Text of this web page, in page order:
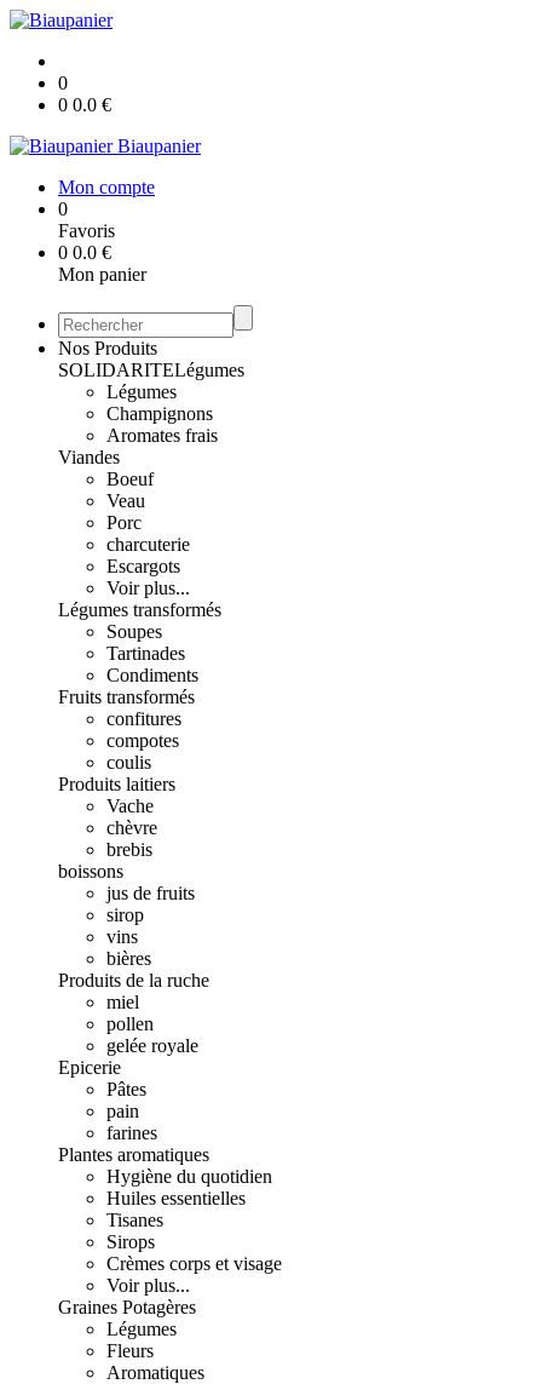
0
0 0.0 €
Biaupanier
Mon compte
0
Favoris
0 0.0 €
Mon panier
Nos Produits
SOLIDARITELégumes
Légumes
Champignons
Aromates frais
Viandes
Boeuf
Veau
Porc
charcuterie
Escargots
Voir plus...
Légumes transformés
Soupes
Tartinades
Condiments
Fruits transformés
confitures
compotes
coulis
Produits laitiers
Vache
chèvre
brebis
boissons
jus de fruits
sirop
vins
bières
Produits de la ruche
miel
pollen
gelée royale
Epicerie
Pâtes
pain
farines
Plantes aromatiques
Hygiène du quotidien
Huiles essentielles
Tisanes
Sirops
Crèmes corps et visage
Voir plus...
Graines Potagères
Légumes
Fleurs
Aromatiques